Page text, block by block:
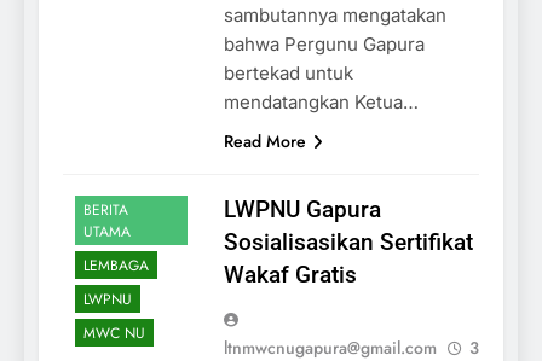
sambutannya mengatakan
bahwa Pergunu Gapura
bertekad untuk
mendatangkan Ketua…
Read More
BERITA
UTAMA
LEMBAGA
LWPNU
MWC NU
LWPNU Gapura
Sosialisasikan Sertifikat
Wakaf Gratis
ltnmwcnugapura@gmail.com
3